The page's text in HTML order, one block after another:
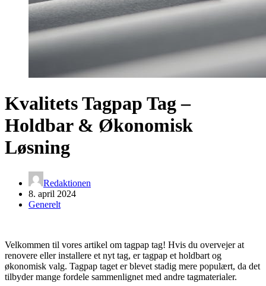
Kvalitets Tagpap Tag –
Holdbar & Økonomisk
Løsning
Redaktionen
8. april 2024
Generelt
Velkommen til vores artikel om tagpap tag! Hvis du overvejer at
renovere eller installere et nyt tag, er tagpap et holdbart og
økonomisk valg. Tagpap taget er blevet stadig mere populært, da det
tilbyder mange fordele sammenlignet med andre tagmaterialer.